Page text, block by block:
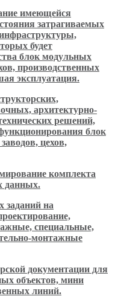
имеющейся
затрагиваемых
будет
блок модульных
производственных
эксплуатация.
архитектурно-
решений,
блок
цехов,
комплекта
данных.
заданий на
специальные,
монтажные
документации для
объектов, мини
линий.